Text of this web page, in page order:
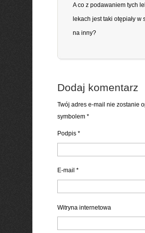
A co z podawaniem tych
lekach jest taki otępiały
na inny?
Dodaj komentarz
Twój adres e-mail nie zostanie
symbolem *
Podpis *
E-mail *
Witryna internetowa